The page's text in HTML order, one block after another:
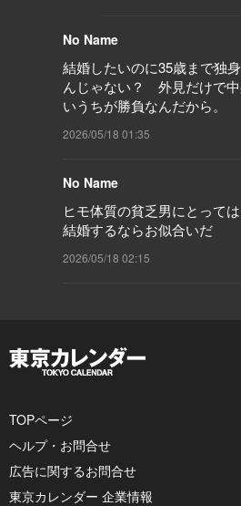
No Name
結婚したいのに35歳まで独
んじゃない？ 外見だけで
いうちが勝負なんだから。
2026/05/18 01:35
No Name
ヒモ体質の貧乏男にとって
結婚するならお似合いだ
2026/05/18 02:15
TOPページ
ヘルプ・お問合せ
広告に関するお問合せ
東京カレンダー 企業情報